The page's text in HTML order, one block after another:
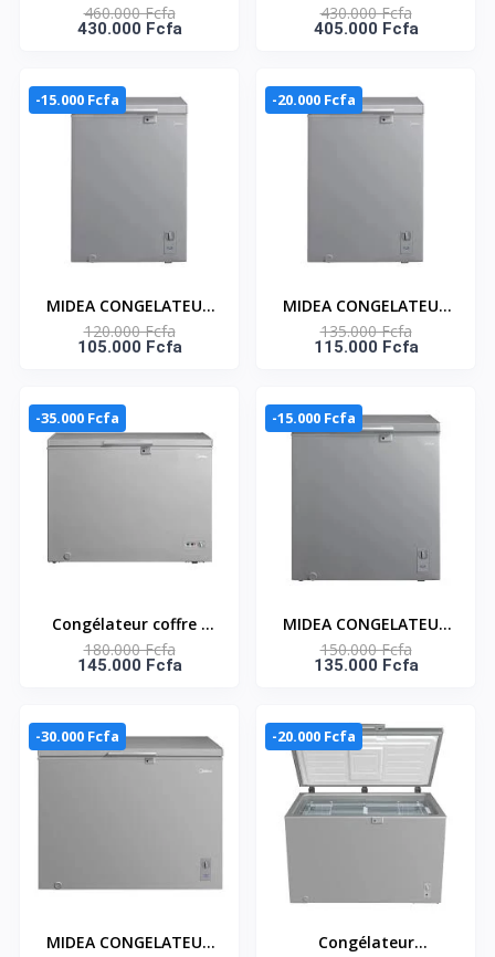
AMERICAIN DEUX
PORTES 553L INVERTER
DISTRIBUTEUR D'EAU-
MDRS710FGF46D
460.000 Fcfa
430.000 Fcfa
AMERICAIN DEUX
PORTES 555L SILVER -
MDRS710FGF50D
430.000 Fcfa
405.000 Fcfa
-15.000 Fcfa
MIDEA CONGELATEUR
HORIZONTAL 99LT
GRIS - INVERTER -
120.000 Fcfa
105.000 Fcfa
-20.000 Fcfa
MIDEA CONGELATEUR
HORIZONTAL 143LT
GRIS - INVERTER -
135.000 Fcfa
115.000 Fcfa
-35.000 Fcfa
Congélateur coffre -
249 litres Gris
MDRC345FZG43
180.000 Fcfa
145.000 Fcfa
-15.000 Fcfa
MIDEA CONGELATEUR
HORIZONTAL 198L
INVERTER GRIS -
150.000 Fcfa
135.000 Fcfa
-30.000 Fcfa
MIDEA CONGELATEUR
-20.000 Fcfa
Congélateur